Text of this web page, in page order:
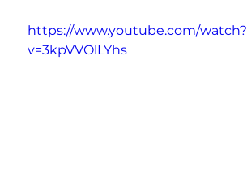
https://www.youtube.com/watch?
v=3kpVVOlLYhs